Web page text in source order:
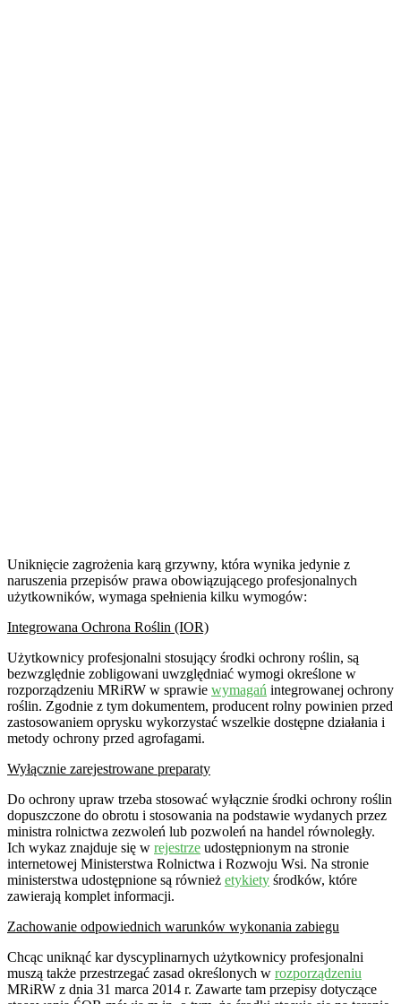
Uniknięcie zagrożenia karą grzywny, która wynika jedynie z
naruszenia przepisów prawa obowiązującego profesjonalnych
użytkowników, wymaga spełnienia kilku wymogów:
Integrowana Ochrona Roślin (IOR)
Użytkownicy profesjonalni stosujący środki ochrony roślin, są
bezwzględnie zobligowani uwzględniać wymogi określone w
rozporządzeniu MRiRW w sprawie wymagań integrowanej ochrony
roślin. Zgodnie z tym dokumentem, producent rolny powinien przed
zastosowaniem oprysku wykorzystać wszelkie dostępne działania i
metody ochrony przed agrofagami.
Wyłącznie zarejestrowane preparaty
Do ochrony upraw trzeba stosować wyłącznie środki ochrony roślin
dopuszczone do obrotu i stosowania na podstawie wydanych przez
ministra rolnictwa zezwoleń lub pozwoleń na handel równoległy.
Ich wykaz znajduje się w rejestrze udostępnionym na stronie
internetowej Ministerstwa Rolnictwa i Rozwoju Wsi. Na stronie
ministerstwa udostępnione są również etykiety środków, które
zawierają komplet informacji.
Zachowanie odpowiednich warunków wykonania zabiegu
Chcąc uniknąć kar dyscyplinarnych użytkownicy profesjonalni
muszą także przestrzegać zasad określonych w rozporządzeniu
MRiRW z dnia 31 marca 2014 r. Zawarte tam przepisy dotyczące